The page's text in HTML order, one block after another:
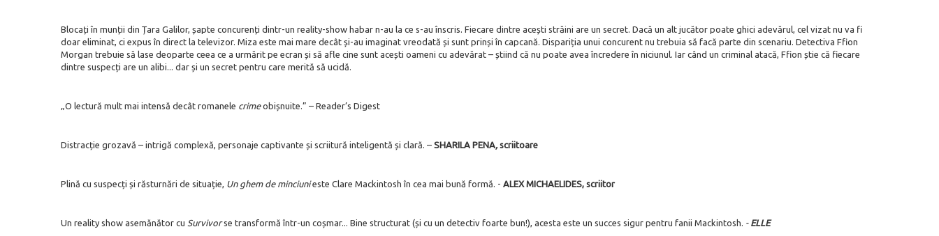
Blocați în munții din Țara Galilor, șapte concurenți dintr-un reality-show habar n-au la ce s-au înscris. Fiecare dintre acești străini are un secret. Dacă un alt jucător poate ghici adevărul, cel vizat nu va fi
doar eliminat, ci expus în direct la televizor. Miza este mai mare decât și-au imaginat vreodată și sunt prinși în capcană. Dispariția unui concurent nu trebuia să facă parte din scenariu. Detectiva Ffion
Morgan trebuie să lase deoparte ceea ce a urmărit pe ecran și să afle cine sunt acești oameni cu adevărat – știind că nu poate avea încredere în niciunul. Iar când un criminal atacă, Ffion știe că fiecare
dintre suspecți are un alibi... dar și un secret pentru care merită să ucidă.
„O lectură mult mai intensă decât romanele crimeobișnuite.” – Reader’s Digest
Distracție grozavă – intrigă complexă, personaje captivante și scriitură inteligentă și clară. – SHARILA PENA scriitoare
Plină cu suspecți și răsturnări de situație, Un ghem de minciunieste Clare Mackintosh în cea mai bună formă. - ALEX MICHAELIDES, scriitor
Un reality show asemănător cu Survivorse transformă într-un coșmar... Bine structurat (și cu un detectiv foarte bun!), acesta este un succes sigur pentru fanii Mackintosh. - ELLE